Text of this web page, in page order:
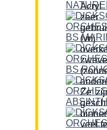
zeer
Ze
veel